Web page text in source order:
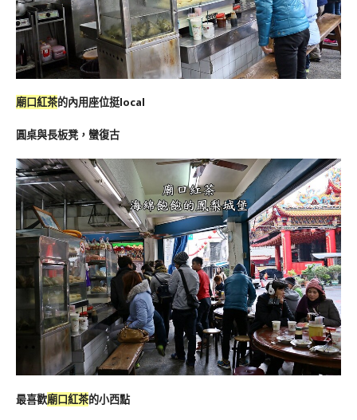
廟口紅茶的內用座位挺local
圓桌與長板凳，蠻復古
最喜歡廟口紅茶的小西點